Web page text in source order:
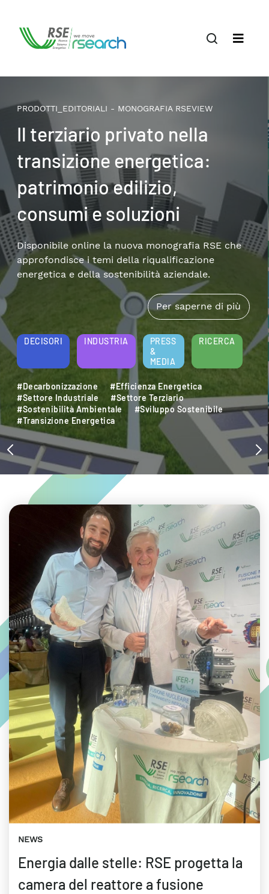
PRODOTTI_EDITORIALI - MONOGRAFIA RSEVIEW
Il terziario privato nella
transizione energetica:
patrimonio edilizio,
consumi e soluzioni
Disponibile online la nuova monografia RSE che
approfondisce i temi della riqualificazione
energetica e della sostenibilità aziendale.
Per saperne di più
DECISORI INDUSTRIA
PRESS
&
MEDIA
RICERCA
#Decarbonizzazione
#Efficienza Energetica
#Settore Industriale
#Settore Terziario
#Sostenibilità Ambientale
#Sviluppo Sostenibile
#Transizione Energetica
NEWS
Energia dalle stelle: RSE progetta la
camera del reattore a fusione